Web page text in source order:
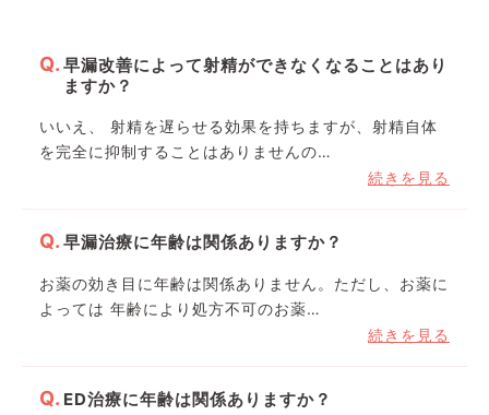
早漏改善によって射精ができなくなることはあり
ますか？
いいえ、 射精を遅らせる効果を持ちますが、射精自体
を完全に抑制することはありませんの…
続きを見る
早漏治療に年齢は関係ありますか？
お薬の効き目に年齢は関係ありません。ただし、お薬に
よっては 年齢により処方不可のお薬…
続きを見る
ED治療に年齢は関係ありますか？